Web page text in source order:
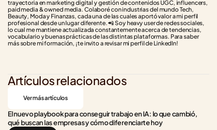
trayectoria en marketing digital y gestión de contenidos UGC, influencers,
paid media & owned media. Colaboré con industrias del mundo Tech,
Beauty, Moda y Finanzas, cada una de las cuales aportó valor a mi perfil
profesional desde un lugar diferente. 📲 Soy heavy user de redes sociales,
lo cual me mantiene actualizada constantemente acerca de tendencias,
vocabulario y buenas prácticas de las distintas plataformas. Para saber
más sobre mi formación, ¡te invito a revisar mi perfil de LinkedIn!
Artículos relacionados
Ver más artículos
El nuevo playbook para conseguir trabajo en IA: lo que cambió,
qué buscan las empresas y cómo diferenciarte hoy